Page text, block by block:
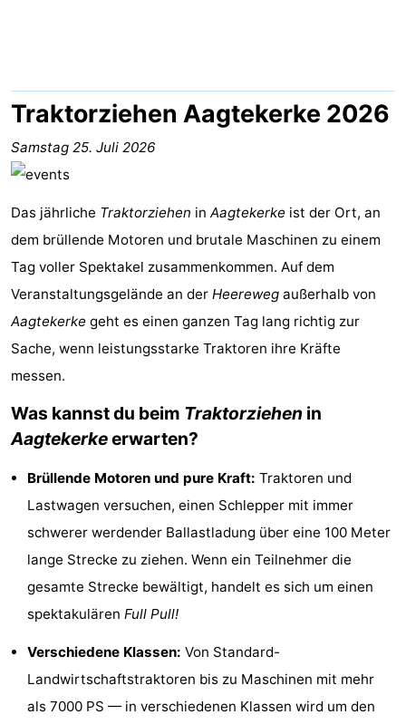
Wijngaerde
Ferienhäuser
-
Buitenhof
Domburg
Domburg
Westhove
Hotels
(mit
Lastminutes
Sehen
tun
Museen
Denkmäler
Mühlen
Aussichtspunkte
Attraktionen
Traktorziehen Aagtekerke 2026
Samstag 25. Juli 2026
Das jährliche Traktorziehen in Aagtekerke ist der Ort, an
dem brüllende Motoren und brutale Maschinen zu einem
Tag voller Spektakel zusammenkommen. Auf dem
Veranstaltungsgelände an der Heereweg außerhalb von
Aagtekerke geht es einen ganzen Tag lang richtig zur
Sache, wenn leistungsstarke Traktoren ihre Kräfte
messen.
Was kannst du beim Traktorziehen in
Aagtekerkeerwarten?
Brüllende Motoren und pure Kraft: Traktoren und
Lastwagen versuchen, einen Schlepper mit immer
schwerer werdender Ballastladung über eine 100 Meter
lange Strecke zu ziehen. Wenn ein Teilnehmer die
gesamte Strecke bewältigt, handelt es sich um einen
spektakulären Full Pull!
Verschiedene Klassen: Von Standard-
Landwirtschaftstraktoren bis zu Maschinen mit mehr
als 7000 PS — in verschiedenen Klassen wird um den